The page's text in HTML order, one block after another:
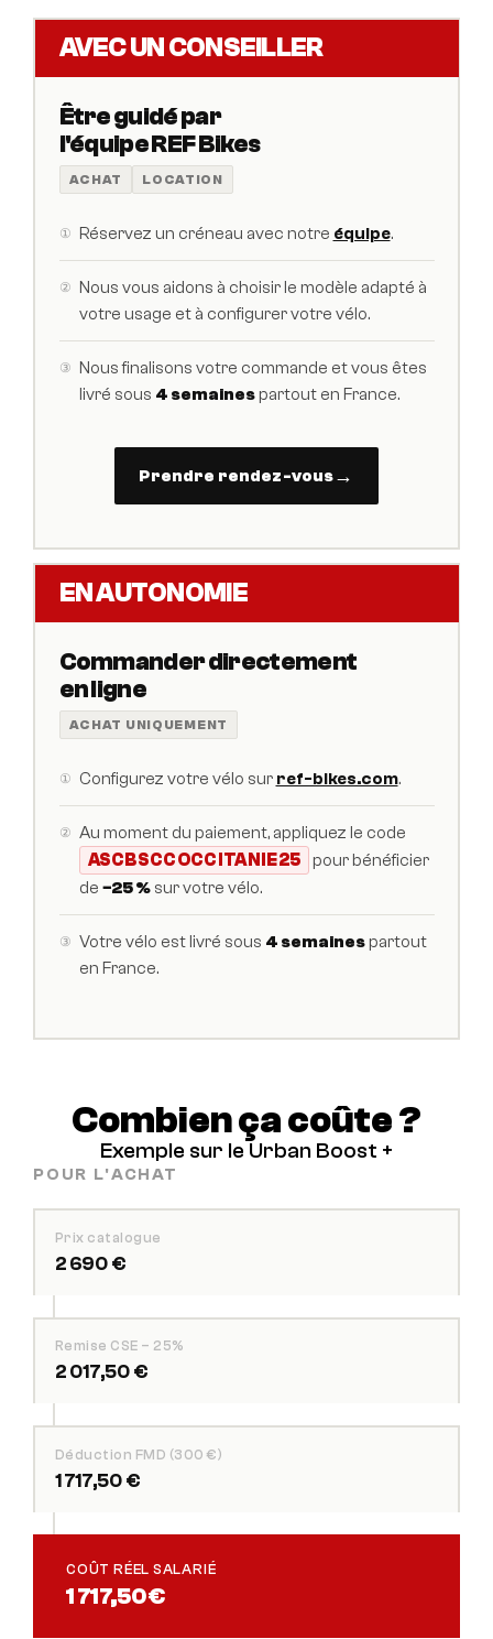
AVEC UN CONSEILLER
Être guidé par
l'équipe REF Bikes
ACHAT LOCATION
① Réservez un créneau avec notre équipe.
② Nous vous aidons à choisir le modèle adapté à
votre usage et à configurer votre vélo.
③ Nous finalisons votre commande et vous êtes
livré sous 4 semainespartout en France.
Prendre rendez-vous→
EN AUTONOMIE
Commander directement
en ligne
ACHAT UNIQUEMENT
① Configurez votre vélo sur ref-bikes.com.
② Au moment du paiement, appliquez le code
ASCBSCCOCCITANIE25
pour bénéficier
de −25 %sur votre vélo.
③ Votre vélo est livré sous 4 semainespartout
en France.
Combien ça coûte ?
Exemple sur le Urban Boost +
POUR L'ACHAT
Prix catalogue
2 690 €
Remise CSE – 25%
2 017,50 €
Déduction FMD (300 €)
1 717,50 €
COÛT RÉEL SALARIÉ
1 717,50 €